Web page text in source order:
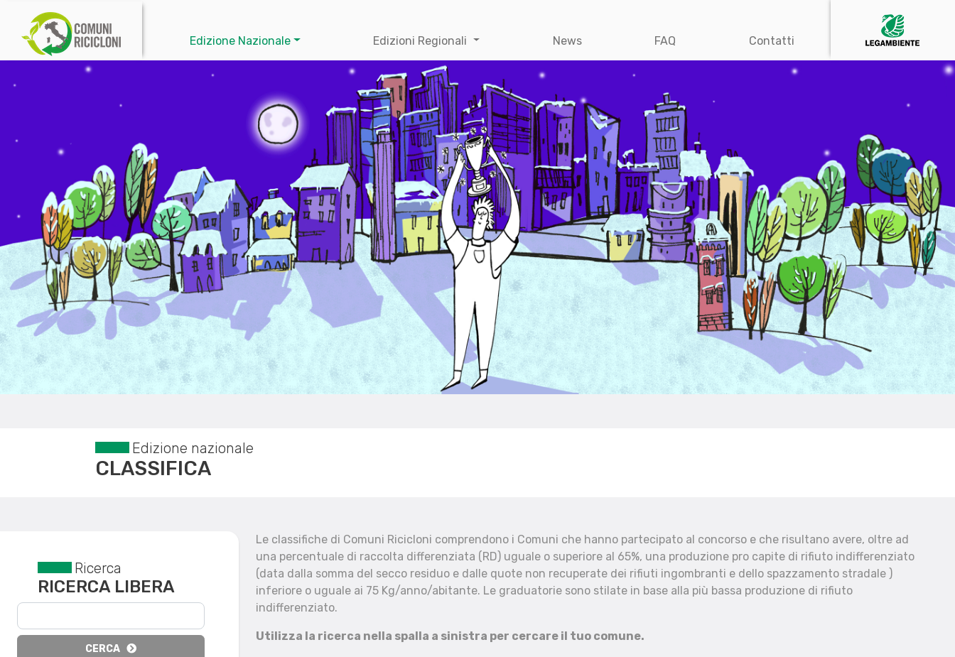
Edizione Nazionale Edizioni Regionali News FAQ Contatti
Edizione nazionale
CLASSIFICA
Reset filtri
Ricerca
RICERCA LIBERA
CERCA
Le classifiche di Comuni Ricicloni comprendono i Comuni che hanno partecipato al concorso e che risultano avere, oltre ad
una percentuale di raccolta differenziata (RD) uguale o superiore al 65%, una produzione pro capite di rifiuto indifferenziato
(data dalla somma del secco residuo e dalle quote non recuperate dei rifiuti ingombranti e dello spazzamento stradale )
inferiore o uguale ai 75 Kg/anno/abitante. Le graduatorie sono stilate in base alla più bassa produzione di rifiuto
indifferenziato.
Utilizza la ricerca nella spalla a sinistra per cercare il tuo comune.